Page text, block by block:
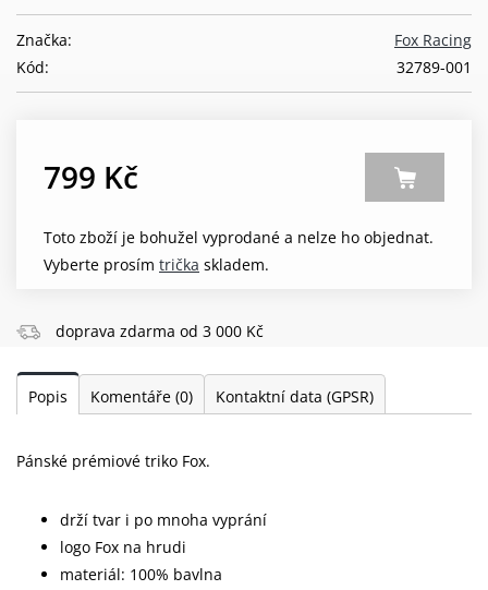
Fox Racing
Značka:
32789-001
Kód:
799 Kč
Toto zboží je bohužel vyprodané a nelze ho objednat.
Vyberte prosím trička skladem.
doprava zdarma od 3 000 Kč
Popis Komentáře (0) Kontaktní data (GPSR)
Pánské prémiové triko Fox.
drží tvar i po mnoha vyprání
logo Fox na hrudi
materiál: 100% bavlna